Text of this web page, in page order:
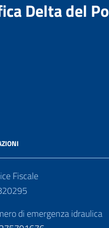
Delta del Po
Fiscale
di emergenza idraulica